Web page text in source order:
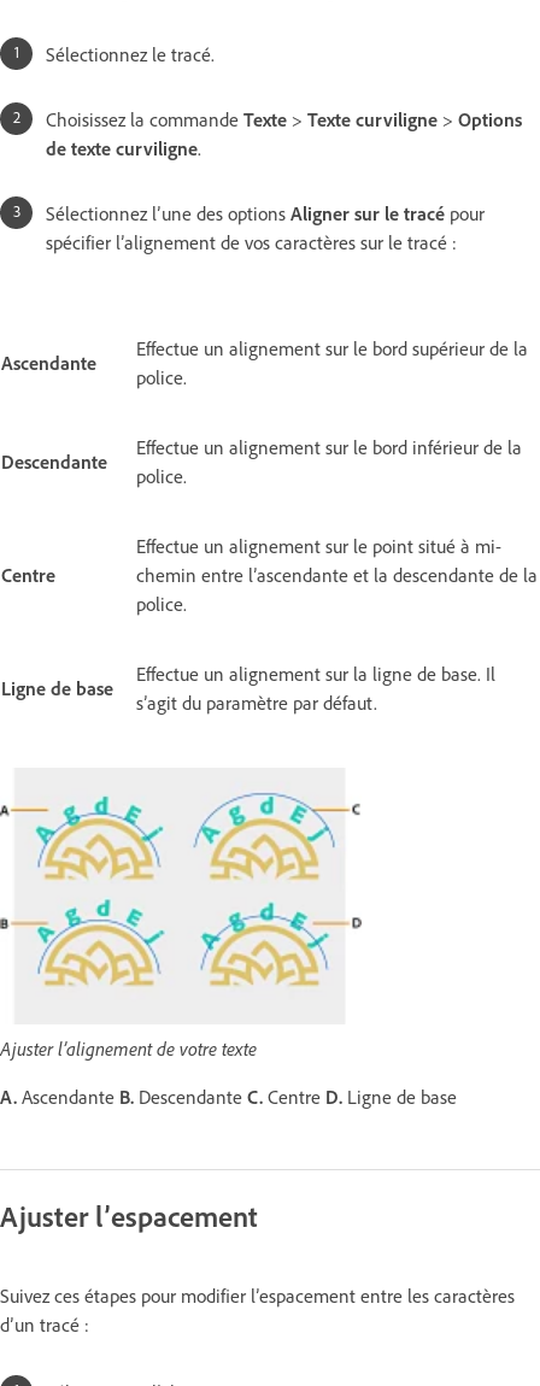
Sélectionnez le tracé.
Choisissez la commande Texte > Texte curviligne > Options
de texte curviligne.
Sélectionnez l’une des options Aligner sur le tracé pour
spécifier l’alignement de vos caractères sur le tracé :
Ascendante
Effectue un alignement sur le bord supérieur de la
police.
Descendante
Effectue un alignement sur le bord inférieur de la
police.
Centre
Effectue un alignement sur le point situé à mi-
chemin entre l’ascendante et la descendante de la
police.
Ligne de base
Effectue un alignement sur la ligne de base. Il
s’agit du paramètre par défaut.
Ajuster l’alignement de votre texte
A. Ascendante B. Descendante C. Centre D. Ligne de base
Ajuster l’espacement
Suivez ces étapes pour modifier l’espacement entre les caractères
d’un tracé :